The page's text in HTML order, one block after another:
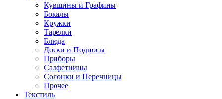
Кувшины и Графины
Бокалы
Кружки
Тарелки
Блюда
Доски и Подносы
Приборы
Салфетницы
Солонки и Перечницы
Прочее
Текстиль